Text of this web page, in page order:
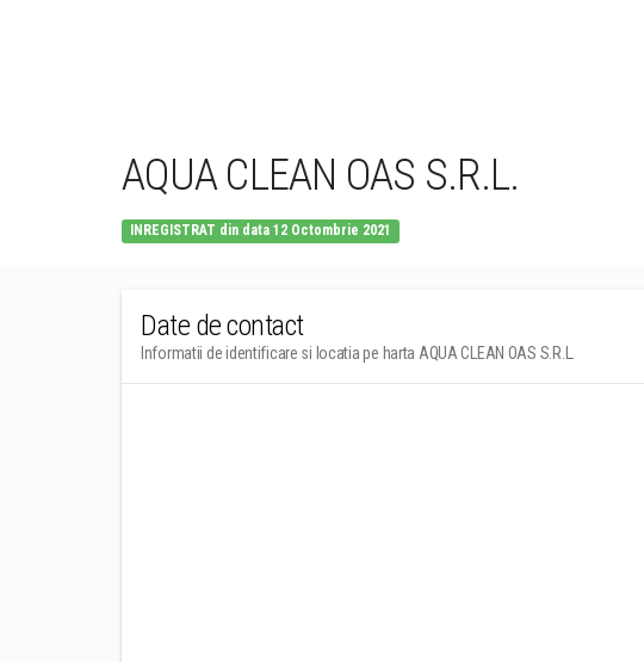
AQUA CLEAN OAS S.R.L.
INREGISTRAT din data 12 Octombrie 2021
Date de contact
Informatii de identificare si locatia pe harta AQUA CLEAN OAS S.R.L.